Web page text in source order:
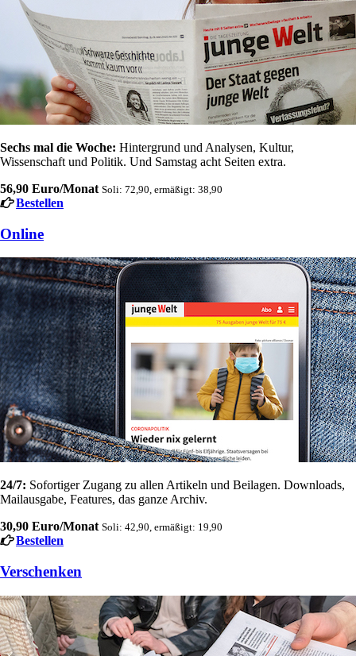
Sechs mal die Woche: Hintergrund und Analysen, Kultur,
Wissenschaft und Politik. Und Samstag acht Seiten extra.
56,90 Euro/Monat Soli: 72,90, ermäßigt: 38,90
Bestellen
Online
24/7: Sofortiger Zugang zu allen Artikeln und Beilagen. Downloads,
Mailausgabe, Features, das ganze Archiv.
30,90 Euro/Monat Soli: 42,90, ermäßigt: 19,90
Bestellen
Verschenken